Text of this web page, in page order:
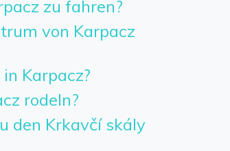
zu fahren?
von Karpacz
Karpacz?
rodeln?
den Krkavčí skály